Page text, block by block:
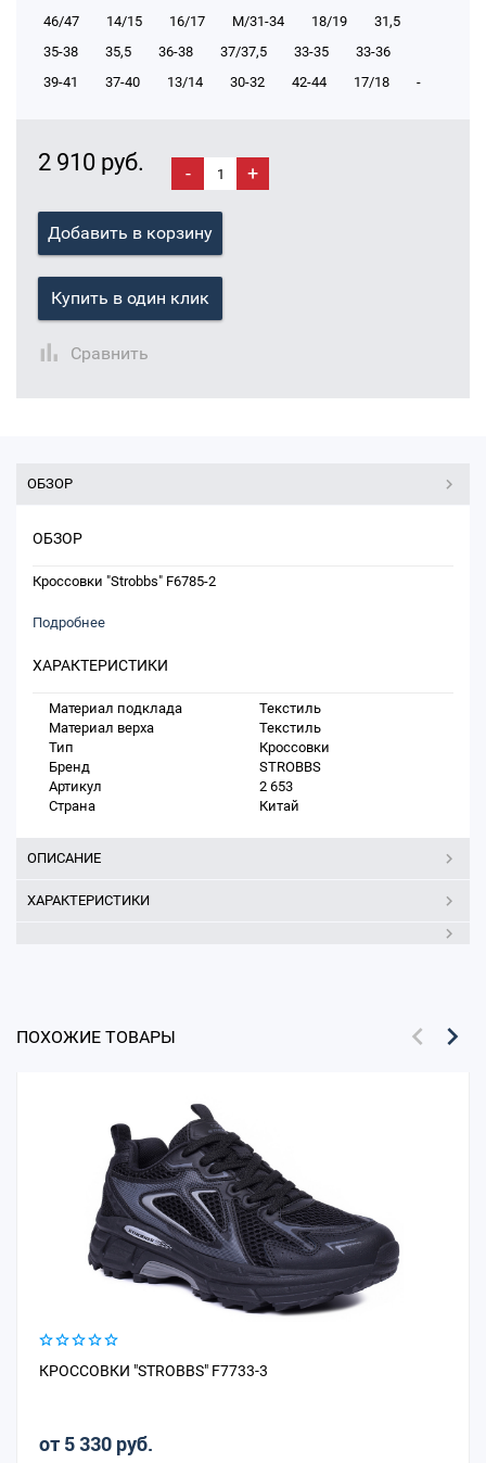
46/47
14/15 16/17 М/31-34 18/19
31,5
35-38
35,5 36-38 37/37,5 33-35
33-36
39-41
37-40 13/14 30-32 42-44 17/18 -
2 910 руб. - +
Добавить в корзину
Купить в один клик
Сравнить
ОБЗОР
ОБЗОР
Кроссовки "Strobbs" F6785-2
Подробнее
ХАРАКТЕРИСТИКИ
Материал подклада
Текстиль
Материал верха
Текстиль
Тип
Кроссовки
Бренд
STROBBS
Артикул
2 653
Страна
Китай
ОПИСАНИЕ
ХАРАКТЕРИСТИКИ
ПОХОЖИЕ ТОВАРЫ
КРОССОВКИ "STROBBS" F7733-3
от 5 330 руб.